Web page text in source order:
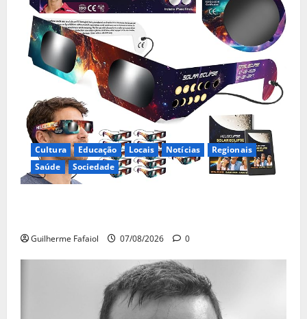
Cultura Educação Locais Notícias
Regionais
Saúde
Sociedade
Guilherme Fafaiol 07/08/2026 0